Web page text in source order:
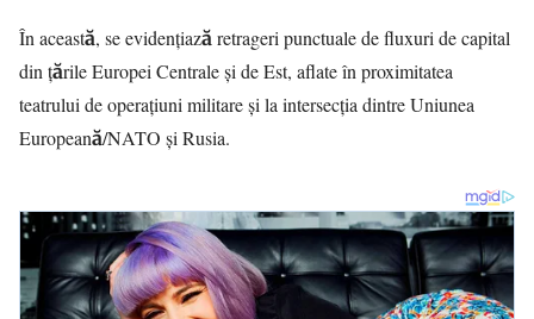
În această, se evidențiază retrageri punctuale de fluxuri de capital
din țările Europei Centrale și de Est, aflate în proximitatea
teatrului de operațiuni militare și la intersecția dintre Uniunea
Europeană/NATO și Rusia.